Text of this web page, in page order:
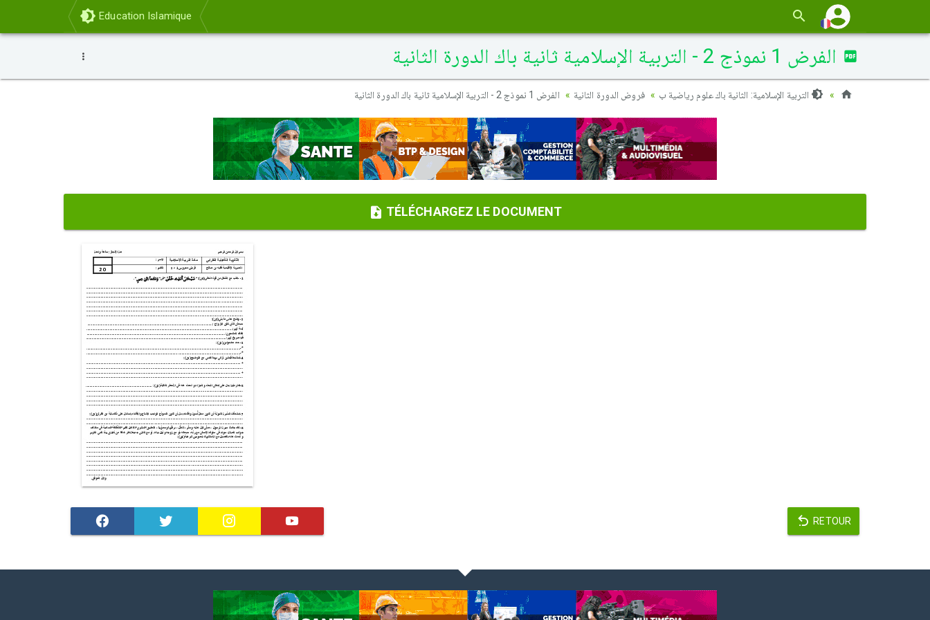
Education Islamique
الفرض 1 نموذج 2 - التربية الإسلامية ثانية باك الدورة الثانية
التربية الإسلامية: الثانية باك علوم رياضية ب فروض الدورة الثانية الفرض 1 نموذج 2 - التربية الإسلامية ثانية باك الدورة الثانية
TÉLÉCHARGEZ LE DOCUMENT
RETOUR